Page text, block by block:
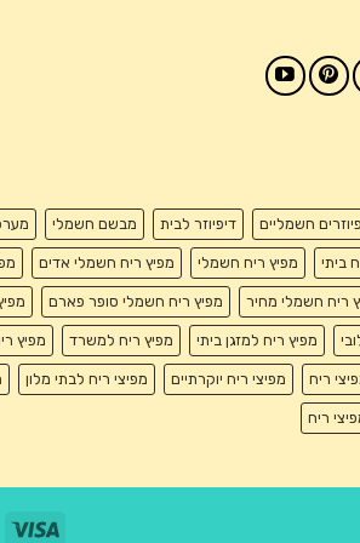
חשמליים דיפיוזר לבית מבשם חשמלי
ביתי מפיץ ריח חשמלי מפיץ ריח חשמלי אדים
ריח חשמלי מחיר מפיץ ריח חשמלי סופר פארם
מפיץ ריח למזגן ביתי מפיץ ריח למשרד מפיץ
ריח מפיצי ריח יוקרתיים מפיצי ריח לבתי מלון
ריח